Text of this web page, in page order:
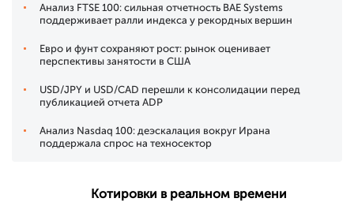
Анализ FTSE 100: сильная отчетность BAE Systems
поддерживает ралли индекса у рекордных вершин
Евро и фунт сохраняют рост: рынок оценивает
перспективы занятости в США
USD/JPY и USD/CAD перешли к консолидации перед
публикацией отчета ADP
Анализ Nasdaq 100: деэскалация вокруг Ирана
поддержала спрос на техносектор
Котировки в реальном времени